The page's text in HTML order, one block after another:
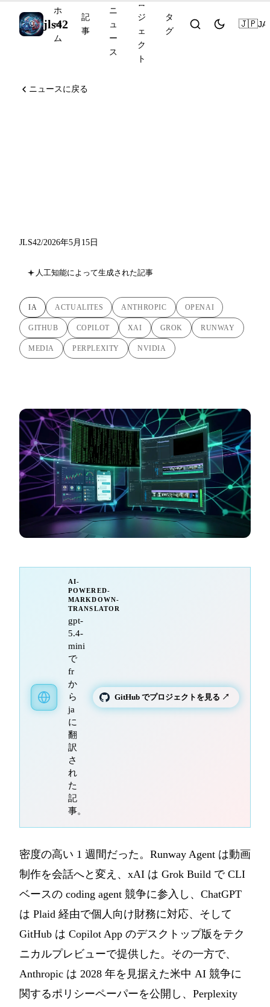
jls42
ホ
ー
ム
記
事
ニ
ュ
ー
ス
ロ
ジ
ェ
ク
ト
タ
グ
🇯🇵JA
ニュースに戻る
JLS42/2026年5月15日
人工知能によって生成された記事
IA ACTUALITES ANTHROPIC OPENAI
GITHUB COPILOT XAI GROK RUNWAY
MEDIA PERPLEXITY NVIDIA
AI-
POWERED-
MARKDOWN-
TRANSLATOR
gpt-
5.4-
mini
で
fr
か
ら
ja
に
翻
訳
さ
れ
た
記
事。
GitHub でプロジェクトを見る ↗
密度の高い 1 週間だった。Runway Agent は動画
制作を会話へと変え、xAI は Grok Build で CLI
ベースの coding agent 競争に参入し、ChatGPT
は Plaid 経由で個人向け財務に対応、そして
GitHub は Copilot App のデスクトップ版をテク
ニカルプレビューで提供した。その一方で、
Anthropic は 2028 年を見据えた米中 AI 競争に
関するポリシーペーパーを公開し、Perplexity